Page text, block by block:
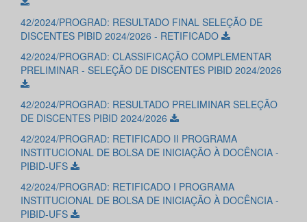
42/2024/PROGRAD: RESULTADO FINAL SELEÇÃO DE
DISCENTES PIBID 2024/2026 - RETIFICADO
42/2024/PROGRAD: CLASSIFICAÇÃO COMPLEMENTAR
PRELIMINAR - SELEÇÃO DE DISCENTES PIBID 2024/2026
42/2024/PROGRAD: RESULTADO PRELIMINAR SELEÇÃO
DE DISCENTES PIBID 2024/2026
42/2024/PROGRAD: RETIFICADO II PROGRAMA
INSTITUCIONAL DE BOLSA DE INICIAÇÃO À DOCÊNCIA -
PIBID-UFS
42/2024/PROGRAD: RETIFICADO I PROGRAMA
INSTITUCIONAL DE BOLSA DE INICIAÇÃO À DOCÊNCIA -
PIBID-UFS